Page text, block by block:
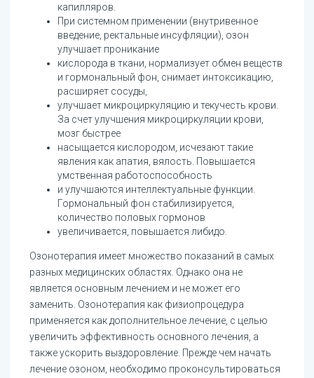
капилляров.
При системном применении (внутривенное
введение, ректальные инсуфляции), озон
улучшает проникание
кислорода в ткани, нормализует обмен веществ
и гормональный фон, снимает интоксикацию,
расширяет сосуды,
улучшает микроциркуляцию и текучесть крови.
За счет улучшения микроциркуляции крови,
мозг быстрее
насыщается кислородом, исчезают такие
явления как апатия, вялость. Повышается
умственная работоспособность
и улучшаются интеллектуальные функции.
Гормональный фон стабилизируется,
количество половых гормонов
увеличивается, повышается либидо.
Озонотерапия имеет множество показаний в самых
разных медицинских областях. Однако она не
является основным лечением и не может его
заменить. Озонотерапия как физиопроцедура
применяется как дополнительное лечение, с целью
увеличить эффективность основного лечения, а
также ускорить выздоровление. Прежде чем начать
лечение озоном, необходимо проконсультироваться